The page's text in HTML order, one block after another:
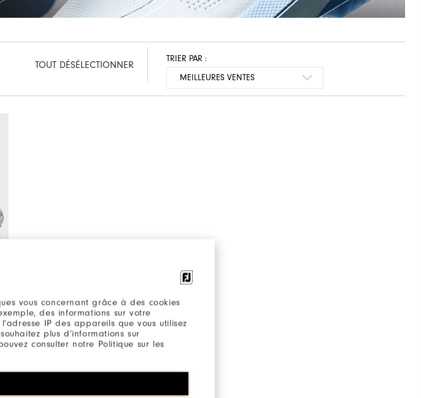
vous concernant grâce à des cookies
des informations sur votre
IP des appareils que vous utilisez
plus d’informations sur
consulter notre Politique sur les
TOUT DÉSÉLECTIONNER
TRIER PAR :